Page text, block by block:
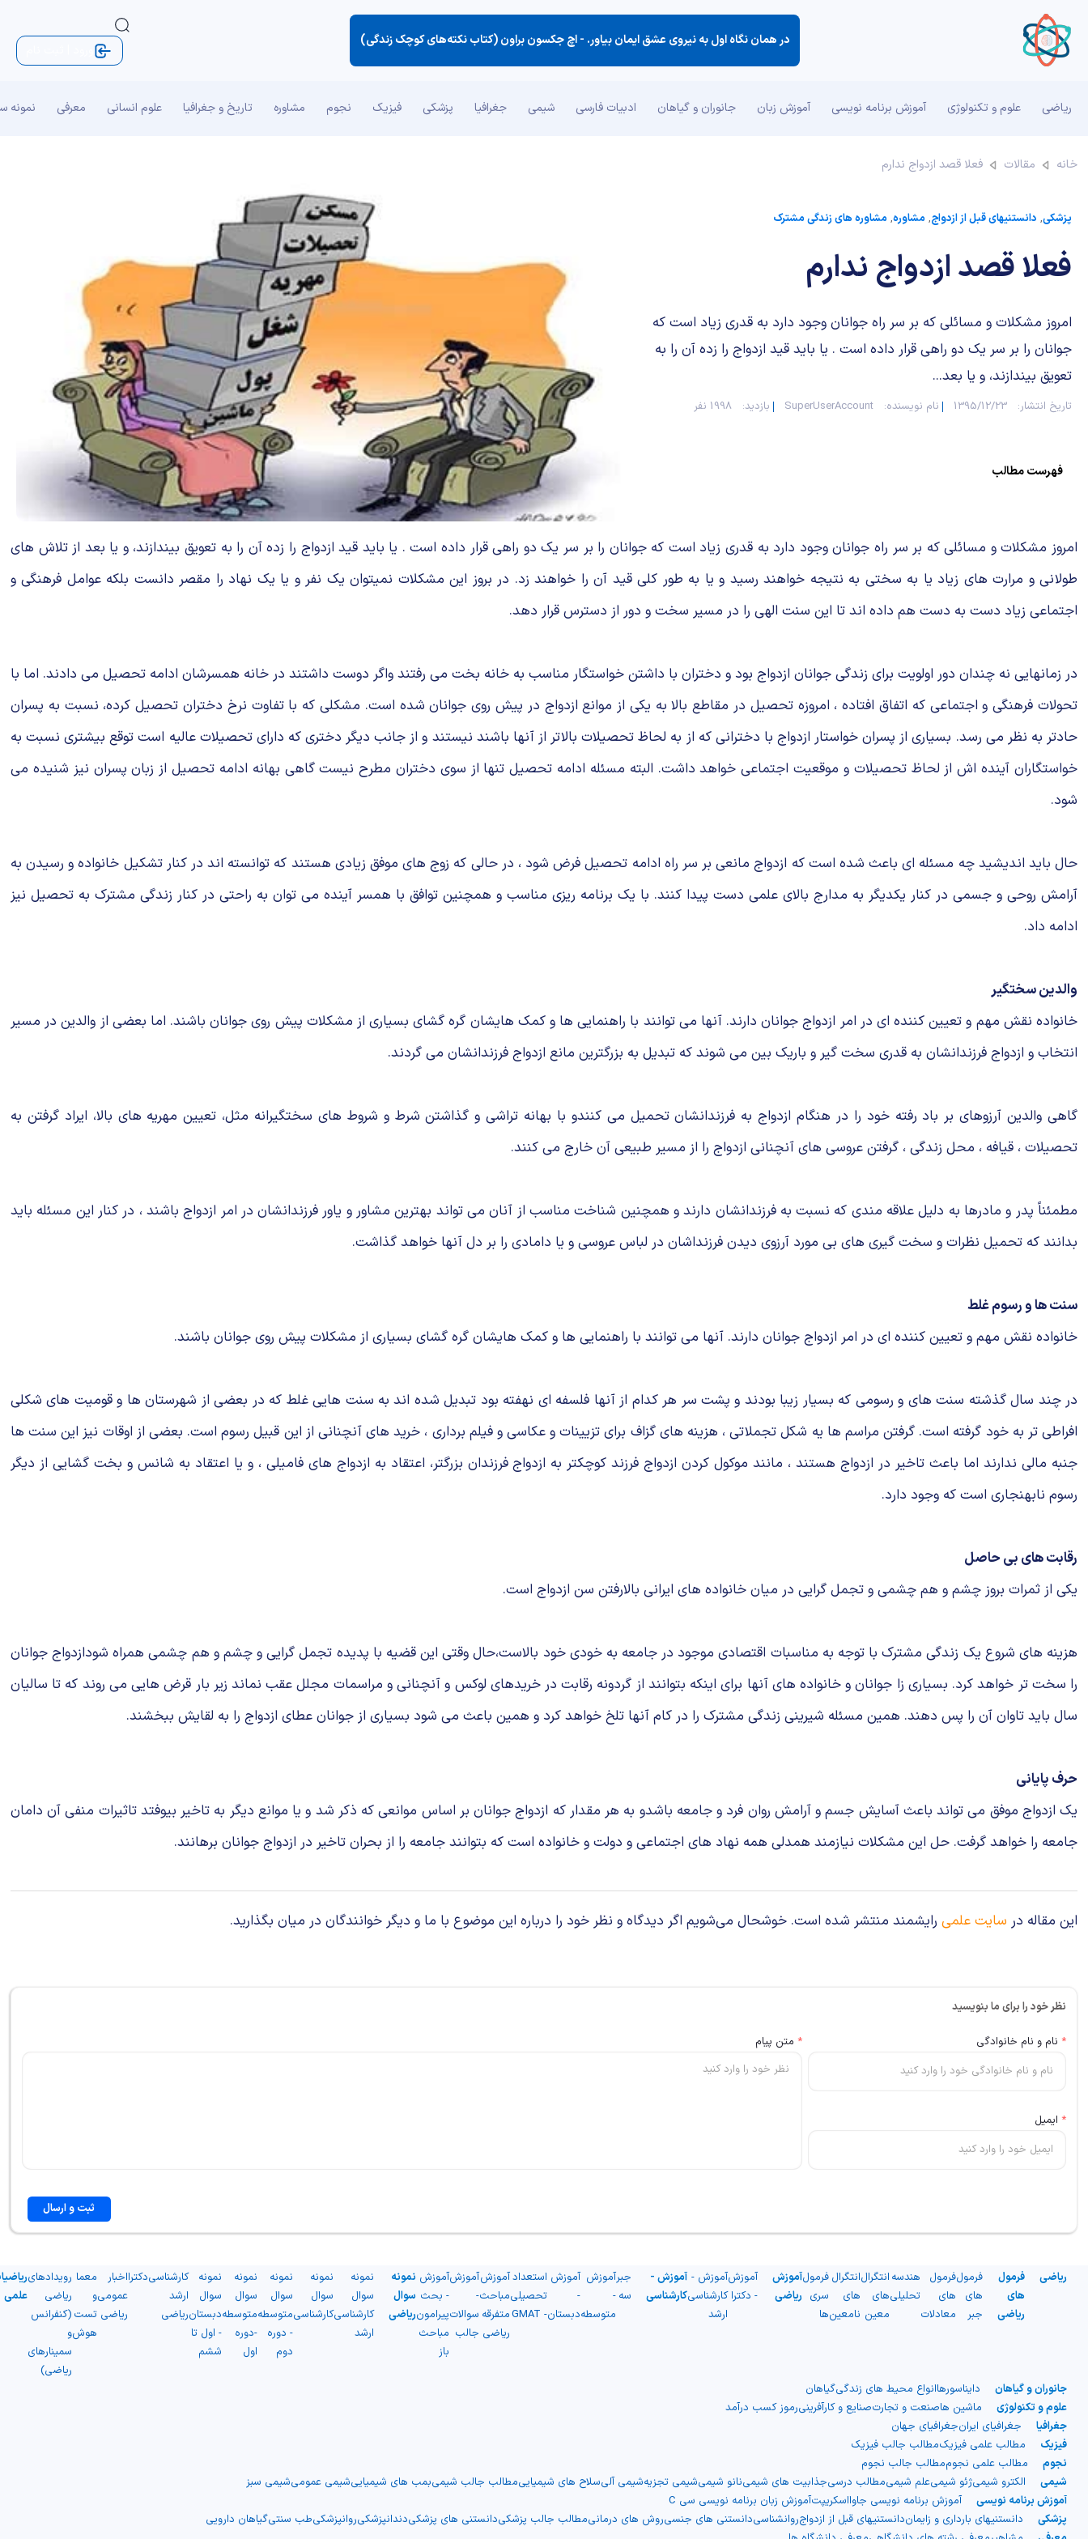
در همان نگاه اول به نیروی عشق ایمان بیاور. -اچ جکسون براون (کتاب نکته‌های کوچک زندگی)
ریاضی علوم و تکنولوژی آموزش برنامه نویسی آموزش زبان جانوران و گیاهان ادبیات فارسی شیمی جغرافیا پزشکی فیزیک نجوم مشاوره تاریخ و جغرافیا علوم انسانی معرفی نمونه
خانه مقالات فعلا قصد ازدواج ندارم
پزشکی, دانستنیهای قبل از ازدواج,مشاوره,مشاوره های زندگی مشترک
فعلا قصد ازدواج ندارم
امروز مشکلات و مسائلی که بر سر راه جوانان وجود دارد به قدری زیاد است که
جوانان را بر سر یک دو راهی قرار داده است . یا باید قید ازدواج را زده آن را به
تعویق بیندازند، و یا بعد...
تاریخ انتشار: 1395/12/23 نام نویسنده: SuperUserAccount بازدید: 1998 نفر
فهرست مطالب
امروز مشکلات و مسائلی که بر سر راه جوانان وجود دارد به قدری زیاد است که جوانان را بر سر یک دو راهی قرار داده است . یا باید قید ازدواج را زده آن را به تعویق بیندازند، و یا بعد از تلاش های
طولانی و مرارت های زیاد یا به سختی به نتیجه خواهند رسید و یا به طور کلی قید آن را خواهند زد. در بروز این مشکلات نمیتوان یک نفر و یا یک نهاد را مقصر دانست بلکه عوامل فرهنگی و
اجتماعی زیاد دست به دست هم داده اند تا این سنت الهی را در مسیر سخت و دور از دسترس قرار دهد.
در زمانهایی نه چندان دور اولویت برای زندگی جوانان ازدواج بود و دختران با داشتن خواستگار مناسب به خانه بخت می رفتند واگر دوست داشتند در خانه همسرشان ادامه تحصیل می دادند. اما با
تحولات فرهنگی و اجتماعی که اتفاق افتاده ، امروزه تحصیل در مقاطع بالا به یکی از موانع ازدواج در پیش روی جوانان شده است. مشکلی که با تفاوت نرخ دختران تحصیل کرده، نسبت به پسران
حادتر به نظر می رسد. بسیاری از پسران خواستار ازدواج با دخترانی که از به لحاظ تحصیلات بالاتر از آنها باشند نیستند و از جانب دیگر دختری که دارای تحصیلات عالیه است توقع بیشتری نسبت به
خواستگاران آینده اش از لحاظ تحصیلات و موقعیت اجتماعی خواهد داشت. البته مسئله ادامه تحصیل تنها از سوی دختران مطرح نیست گاهی بهانه ادامه تحصیل از زبان پسران نیز شنیده می
شود.
حال باید اندیشید چه مسئله ای باعث شده است که ازدواج مانعی بر سر راه ادامه تحصیل فرض شود ، در حالی که زوج های موفق زیادی هستند که توانسته اند در کنار تشکیل خانواده و رسیدن به
آرامش روحی و جسمی در کنار یکدیگر به مدارج بالای علمی دست پیدا کنند. با یک برنامه ریزی مناسب و همچنین توافق با همسر آینده می توان به راحتی در کنار زندگی مشترک به تحصیل نیز
ادامه داد.
والدین سختگیر
خانواده نقش مهم و تعیین کننده ای در امر ازدواج جوانان دارند. آنها می توانند با راهنمایی ها و کمک هایشان گره گشای بسیاری از مشکلات پیش روی جوانان باشند. اما بعضی از والدین در مسیر
انتخاب و ازدواج فرزندانشان به قدری سخت گیر و باریک بین می شوند که تبدیل به بزرگترین مانع ازدواج فرزندانشان می گردند.
گاهی والدین آرزوهای بر باد رفته خود را در هنگام ازدواج به فرزندانشان تحمیل می کنندو با بهانه تراشی و گذاشتن شرط و شروط های سختگیرانه مثل، تعیین مهریه های بالا، ایراد گرفتن به
تحصیلات ، قیافه ، محل زندگی ، گرفتن عروسی های آنچنانی ازدواج را از مسیر طبیعی آن خارج می کنند.
مطمئناً پدر و مادرها به دلیل علاقه مندی که نسبت به فرزندانشان دارند و همچنین شناخت مناسب از آنان می تواند بهترین مشاور و یاور فرزندانشان در امر ازدواج باشند ، در کنار این مسئله باید
بدانند که تحمیل نظرات و سخت گیری های بی مورد آرزوی دیدن فرزنداشان در لباس عروسی و یا دامادی را بر دل آنها خواهد گذاشت.
سنت ها و رسوم غلط
خانواده نقش مهم و تعیین کننده ای در امر ازدواج جوانان دارند. آنها می توانند با راهنمایی ها و کمک هایشان گره گشای بسیاری از مشکلات پیش روی جوانان باشند.
در چند سال گذشته سنت های و رسومی که بسیار زیبا بودند و پشت سر هر کدام از آنها فلسفه ای نهفته بود تبدیل شده اند به سنت هایی غلط که در بعضی از شهرستان ها و قومیت های شکلی
افراطی تر به خود گرفته است. گرفتن مراسم ها یه شکل تجملاتی ، هزینه های گزاف برای تزیینات و عکاسی و فیلم برداری ، خرید های آنچنانی از این قبیل رسوم است. بعضی از اوقات نیز این سنت ها
جنبه مالی ندارند اما باعث تاخیر در ازدواج هستند ، مانند موکول کردن ازدواج فرزند کوچکتر به ازدواج فرزندان بزرگتر، اعتقاد به ازدواج های فامیلی ، و یا اعتقاد به شانس و بخت گشایی از دیگر
رسوم نابهنجاری است که وجود دارد.
رقابت های بی حاصل
یکی از ثمرات بروز چشم و هم چشمی و تجمل گرایی در میان خانواده های ایرانی بالارفتن سن ازدواج است.
هزینه های شروع یک زندگی مشترک با توجه به مناسبات اقتصادی موجود در جامعه به خودی خود بالاست،حال وقتی این قضیه با پدیده تجمل گرایی و چشم و هم چشمی همراه شودازدواج جوانان
را سخت تر خواهد کرد. بسیاری زا جوانان و خانواده های آنها برای اینکه بتوانند از گردونه رقابت در خریدهای لوکس و آنچنانی و مراسمات مجلل عقب نماند زیر بار قرض هایی می روند که تا سالیان
سال باید تاوان آن را پس دهند. همین مسئله شیرینی زندگی مشترک را در کام آنها تلخ خواهد کرد و همین باعث می شود بسیاری از جوانان عطای ازدواج را به لقایش ببخشند.
حرف پایانی
یک ازدواج موفق می تواند باعث آسایش جسم و آرامش روان فرد و جامعه باشدو به هر مقدار که ازدواج جوانان بر اساس موانعی که ذکر شد و یا موانع دیگر به تاخیر بیوفتد تاثیرات منفی آن دامان
جامعه را خواهد گرفت. حل این مشکلات نیازمند همدلی همه نهاد های اجتماعی و دولت و خانواده است که بتوانند جامعه را از بحران تاخیر در ازدواج جوانان برهانند.
این مقاله در سایت علمی رایشمند منتشر شده است. خوشحال می‌شویم اگر دیدگاه و نظر خود را درباره این موضوع با ما و دیگر خوانندگان در میان بگذارید.
نظر خود را برای ما بنویسید
* نام و نام خانوادگی
* ایمیل
* متن پیام
ثبت و ارسال
ریاضی
فرمول
های
ریاضی
فرمول
های
جبر
فرمول
های
معادلات
هندسه
تحلیلی
انتگرال
های
معین
انتگرال
های
نامعین
فرمول
سری
ها
آموزش
ریاضی
آموزش
- دکترا
آموزش -
کارشناسی
ارشد
آموزش -
کارشناسی
جبر
سه
آموزش
-
متوسطه
آموزش
-
دبستان
استعداد
تحصیلی
- GMAT
آموزش
مباحث
متفرقه
ریاضی
آموزش
-
سوالات
جالب
آموزش
- بحث
پیرامون
مباحث
باز
نمونه
سوال
ریاضی
نمونه
سوال
کارشناسی
ارشد
نمونه
سوال
کارشناسی
نمونه
سوال
متوسطه
- دوره
دوم
نمونه
سوال
متوسطه
-دوره
اول
نمونه
سوال
دبستان
- اول تا
ششم
کارشناسی
ارشد
ریاضی
دکترااخبار
عمومی
ریاضی
معما
و
تست
هوش
رویدادهای
ریاضی
(کنفرانس
و
سمینارهای
ریاضی)
علمی
جانوران و گیاهان دایناسورهاانواع محیط های زندگیگیاهان
علوم و تکنولوژی
ماشین هاصنعت و تجارتصنایع و کارآفرینیرموز کسب درآمد
جغرافیا
جغرافیای ایرانجغرافیای جهان
فیزیک
مطالب علمی فیزیکمطالب جالب فیزیک
نجوم
مطالب علمی نجوممطالب جالب نجوم
شیمی
الکترو شیمیژئو شیمیعلم شیمیمطالب درسیجذابیت های شیمینانو شیمیشیمی تجزیهشیمی آلیسلاح های شیمیاییمطالب جالب شیمیبمب های شیمیاییشیمی عمومیشیمی سبز
آموزش برنامه نویسی
آموزش برنامه نویسی جاوااسکریپتآموزش زبان برنامه نویسی سی C
پزشکی
دانستنیهای بارداری و زایماندانستنیهای قبل از ازدواجروانشناسیدانستنی های جنسیروش های درمانیمطالب جالب پزشکیدانستنی های پزشکیدندانپزشکیروانپزشکیطب سنتیگیاهان دارویی